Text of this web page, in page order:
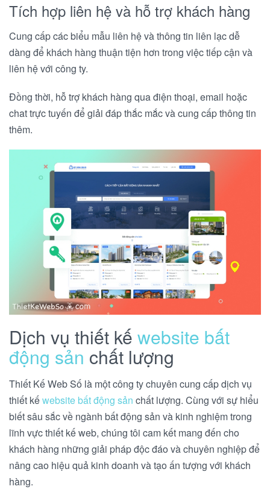
Tích hợp liên hệ và hỗ trợ khách hàng
Cung cấp các biểu mẫu liên hệ và thông tin liên lạc dễ
dàng để khách hàng thuận tiện hơn trong việc tiếp cận và
liên hệ với công ty.
Đồng thời, hỗ trợ khách hàng qua điện thoại, email hoặc
chat trực tuyến để giải đáp thắc mắc và cung cấp thông tin
thêm.
Dịch vụ thiết kế website bất
động sản chất lượng
Thiết Kế Web Số là một công ty chuyên cung cấp dịch vụ
thiết kếwebsite bất động sản chất lượng. Cùng với sự hiểu
biết sâu sắc về ngành bất động sản và kinh nghiệm trong
lĩnh vực thiết kế web, chúng tôi cam kết mang đến cho
khách hàng những giải pháp độc đáo và chuyên nghiệp để
nâng cao hiệu quả kinh doanh và tạo ấn tượng với khách
hàng.